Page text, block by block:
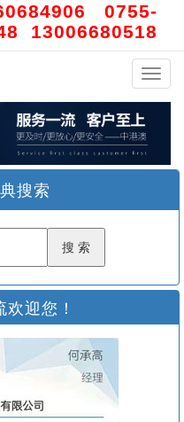
0755-
13006680518
中
港
搜索
迎您！